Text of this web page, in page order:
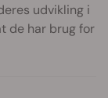
udvikling i
de har brug for